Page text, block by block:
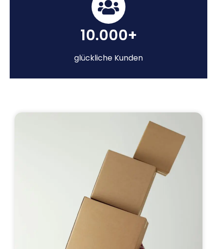
10.000+
glückliche Kunden